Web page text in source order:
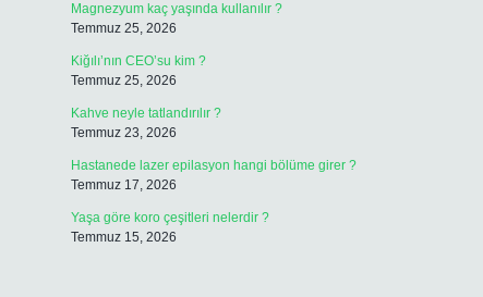
Magnezyum kaç yaşında kullanılır ?
Temmuz 25, 2026
Kiğılı’nın CEO’su kim ?
Temmuz 25, 2026
Kahve neyle tatlandırılır ?
Temmuz 23, 2026
Hastanede lazer epilasyon hangi bölüme girer ?
Temmuz 17, 2026
Yaşa göre koro çeşitleri nelerdir ?
Temmuz 15, 2026